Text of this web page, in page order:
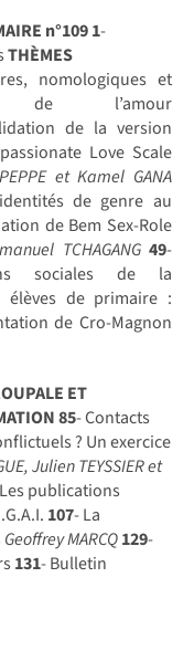
n°1091-
THÈMES
nomologiques et
de l’amour
de la version
Love Scale
et Kamel GANA
de genre au
de Bem Sex-Role
TCHAGANG 49-
sociales de la
élèves de primaire :
de Cro-Magnon
ET
85- Contacts
? Un exercice
Julien TEYSSIER et
publications
107- La
Geoffrey MARCQ129-
131- Bulletin